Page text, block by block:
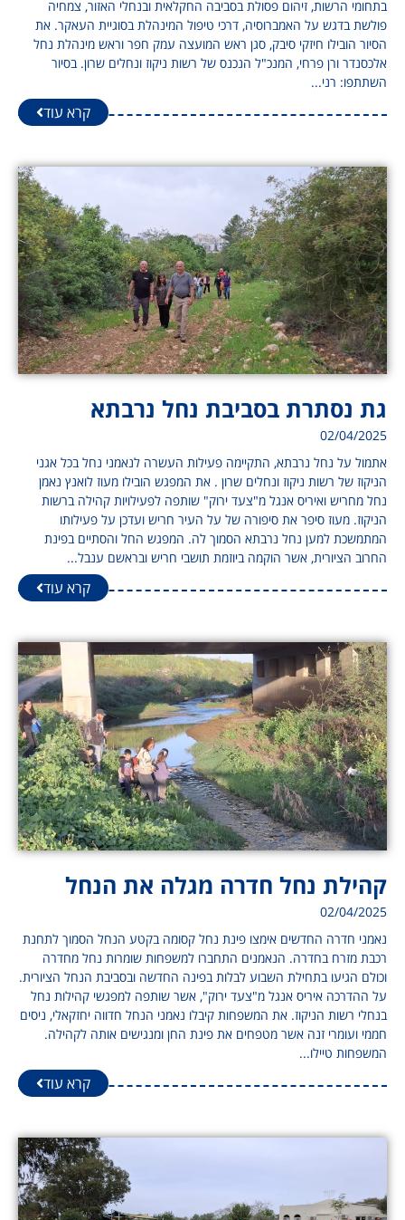
בתחומי הרשות, זיהום פסולת בסביבה החקלאית ובנחלי האזור, צמחיה
פולשת בדגש על האמברוסיה, דרכי טיפול המינהלת בסוגיית העאקר. את
הסיור הובילו חיזקי סיבק, סגן ראש המועצה עמק חפר וראש מינהלת נחל
אלכסנדר ורן פרחי, המנכ"ל הנכנס של רשות ניקוז ונחלים שרון. בסיור
השתתפו: רני...
קרא עוד
גת נסתרת בסביבת נחל נרבתא
02/04/2025
אתמול על נחל נרבתא, התקיימה פעילות העשרה לנאמני נחל בכל אגני
הניקוז של רשות ניקוז ונחלים שרון . את המפגש הובילו מעוז לואנץ נאמן
נחל מחריש ואיריס אנגל מ"צעד ירוק" שותפה לפעילויות קהילה ברשות
הניקוז. מעוז סיפר את סיפורה של על העיר חריש ועדכן על פעילותו
המתמשכת למען נחל נרבתא הסמוך לה. המפגש החל והסתיים בפינת
החרוב הציורית, אשר הוקמה ביוזמת תושבי חריש ובראשם ענבל...
קרא עוד
קהילת נחל חדרה מגלה את הנחל
02/04/2025
נאמני חדרה החדשים אימצו פינת נחל קסומה בקטע הנחל הסמוך לתחנת
רכבת מזרח בחדרה. הנאמנים התחברו למשפחות שומרות נחל מחדרה
וכולם הגיעו בתחילת השבוע לבלות בפינה החדשה ובסביבת הנחל הציורית.
על ההדרכה איריס אנגל מ"צעד ירוק", אשר שותפה למפגשי קהילות נחל
בנחלי רשות הניקוז. את המשפחות קיבלו נאמני הנחל חדווה יחזקאלי, ניסים
חממי ועומרי זנה אשר מטפחים את פינת החן ומנגישים אותה לקהילה.
המשפחות טיילו...
קרא עוד